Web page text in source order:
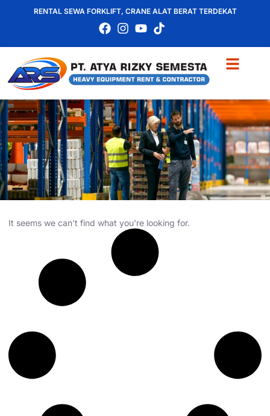
RENTAL SEWA FORKLIFT, CRANE ALAT BERAT TERDEKAT
It seems we can't find what you're looking for.